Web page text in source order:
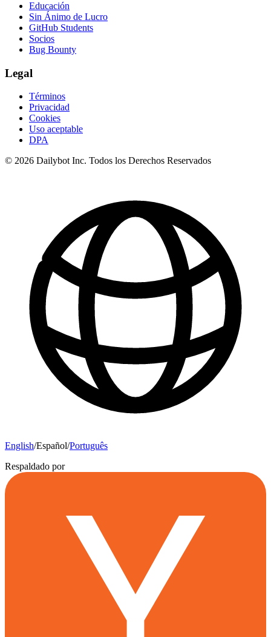
Educación
Sin Ánimo de Lucro
GitHub Students
Socios
Bug Bounty
Legal
Términos
Privacidad
Cookies
Uso aceptable
DPA
© 2026 Dailybot Inc. Todos los Derechos Reservados
English/Español/Português
Respaldado por